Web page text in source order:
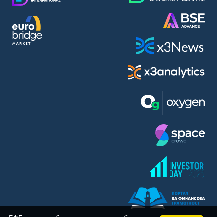
BASF SE (BAS)
Bayer AG (BAYN)
Bayerische Motoren Werke AG (BMW)
BE Semiconductor Industries N.V. (BSI)
Capital One Financial Corp. (CFX)